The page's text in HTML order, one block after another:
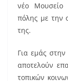
νέο Μουσείο
πόλης με την
της.
Για εμάς στην
αποτελούν
τοπικών